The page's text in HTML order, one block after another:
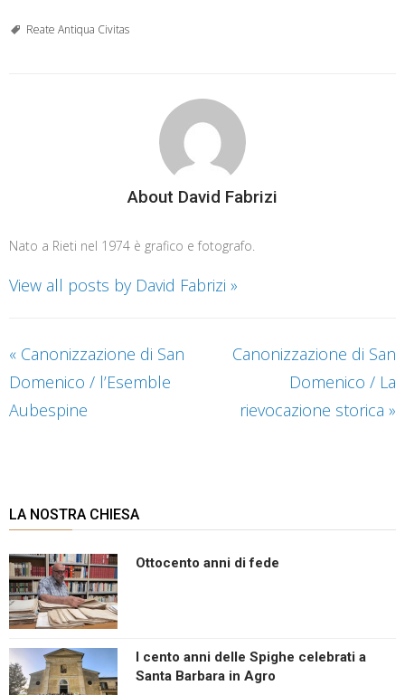
Reate Antiqua Civitas
About David Fabrizi
Nato a Rieti nel 1974 è grafico e fotografo.
View all posts by David Fabrizi »
« Canonizzazione di San
Domenico / l’Esemble
Aubespine
Canonizzazione di San
Domenico / La
rievocazione storica »
LA NOSTRA CHIESA
Ottocento anni di fede
I cento anni delle Spighe celebrati a
Santa Barbara in Agro